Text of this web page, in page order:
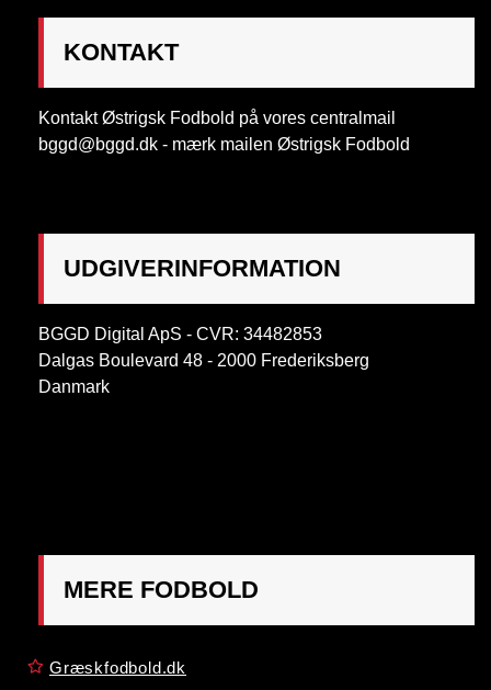
KONTAKT
Kontakt Østrigsk Fodbold på vores centralmail
bggd@bggd.dk - mærk mailen Østrigsk Fodbold
UDGIVERINFORMATION
BGGD Digital ApS - CVR: 34482853
Dalgas Boulevard 48 - 2000 Frederiksberg
Danmark
MERE FODBOLD
Græskfodbold.dk